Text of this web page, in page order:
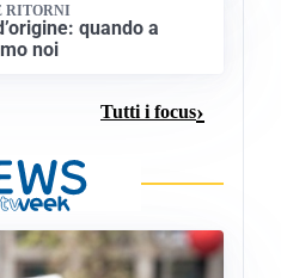
RITORNI
quando a
noi
Tutti i focus